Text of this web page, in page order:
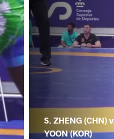
S. ZHENG (CHN)
YOON (KOR)